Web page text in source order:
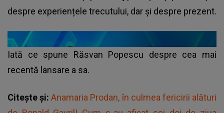
despre experiențele trecutului, dar și despre prezent.
Iată ce spune Răsvan Popescu despre cea mai
recentă lansare a sa.
Citește și:Anamaria Prodan, în culmea fericirii alături